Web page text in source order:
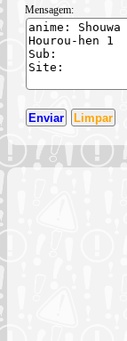
Mensagem: